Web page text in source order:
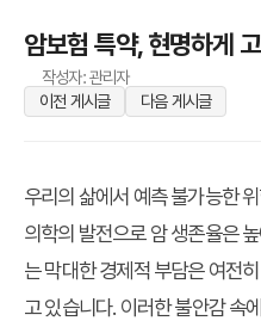
암보험 특약, 현명하게
작성자: 관리자
이전 게시글
다음 게시글
우리의 삶에서 예측 불가능한
의학의 발전으로 암 생존율은
는 막대한 경제적 부담은 여전
고 있습니다. 이러한 불안감 속